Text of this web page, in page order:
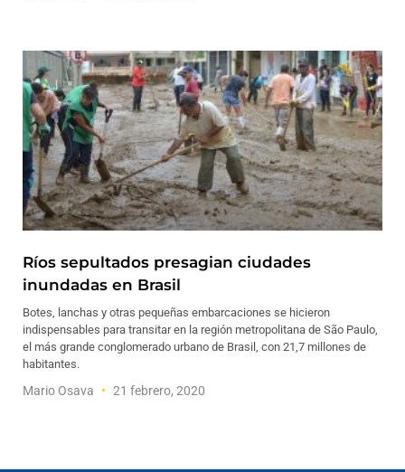
Ríos sepultados presagian ciudades
inundadas en Brasil
Botes, lanchas y otras pequeñas embarcaciones se hicieron
indispensables para transitar en la región metropolitana de São Paulo,
el más grande conglomerado urbano de Brasil, con 21,7 millones de
habitantes.
Mario Osava 21 febrero, 2020